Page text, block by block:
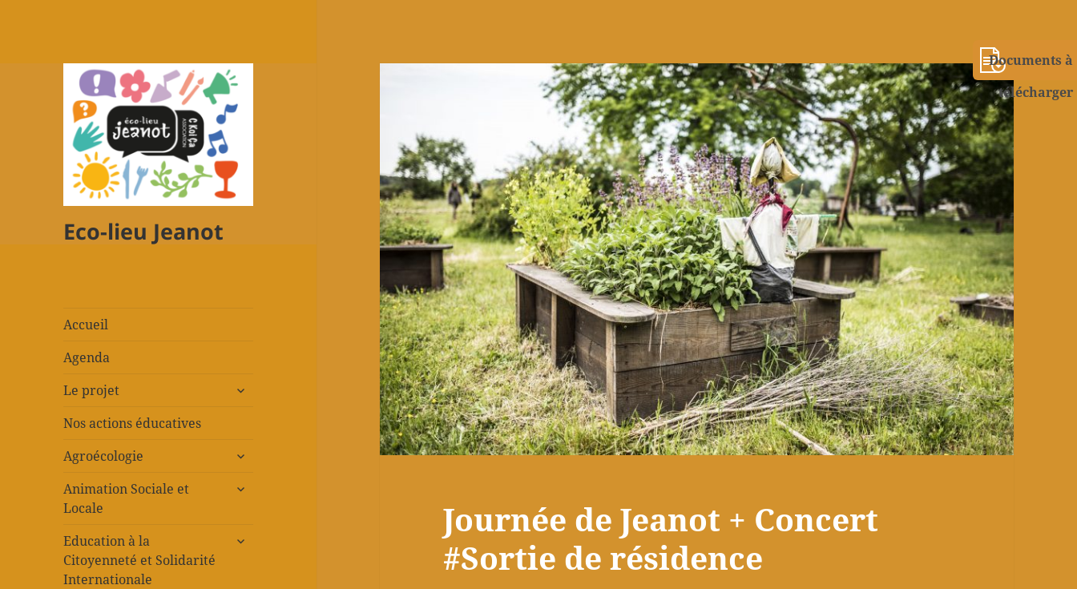
Eco-lieu Jeanot
Accueil
Agenda
Le projet
ouvrir
Nos actions éducatives
Agroécologie
ouvrir
sous-
Animation Sociale et
Locale
ouvrir
menu
Education à la
Citoyenneté et Solidarité
Internationale
ouvrir
Journée de Jeanot + Concert
#Sortie de résidence
Documents à
télécharger